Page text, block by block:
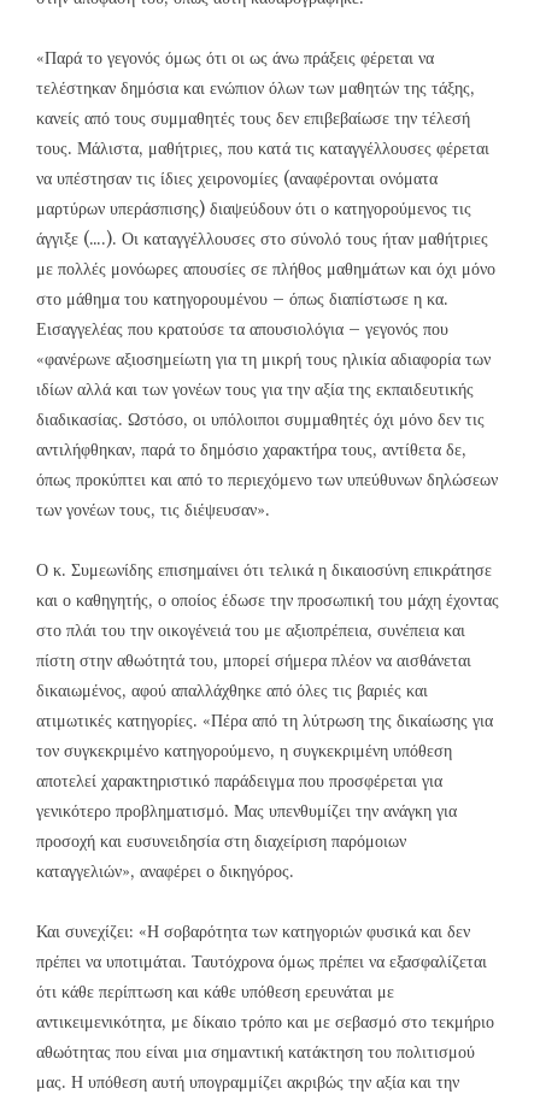
«Παρά το γεγονός όμως ότι οι ως άνω πράξεις φέρεται να
τελέστηκαν δημόσια και ενώπιον όλων των μαθητών της τάξης,
κανείς από τους συμμαθητές τους δεν επιβεβαίωσε την τέλεσή
τους. Μάλιστα, μαθήτριες, που κατά τις καταγγέλλουσες φέρεται
να υπέστησαν τις ίδιες χειρονομίες (αναφέρονται ονόματα
μαρτύρων υπεράσπισης) διαψεύδουν ότι ο κατηγορούμενος τις
άγγιξε (….). Οι καταγγέλλουσες στο σύνολό τους ήταν μαθήτριες
με πολλές μονόωρες απουσίες σε πλήθος μαθημάτων και όχι μόνο
στο μάθημα του κατηγορουμένου – όπως διαπίστωσε η κα.
Εισαγγελέας που κρατούσε τα απουσιολόγια – γεγονός που
«φανέρωνε αξιοσημείωτη για τη μικρή τους ηλικία αδιαφορία των
ιδίων αλλά και των γονέων τους για την αξία της εκπαιδευτικής
διαδικασίας. Ωστόσο, οι υπόλοιποι συμμαθητές όχι μόνο δεν τις
αντιλήφθηκαν, παρά το δημόσιο χαρακτήρα τους, αντίθετα δε,
όπως προκύπτει και από το περιεχόμενο των υπεύθυνων δηλώσεων
των γονέων τους, τις διέψευσαν».
Ο κ. Συμεωνίδης επισημαίνει ότι τελικά η δικαιοσύνη επικράτησε
και ο καθηγητής, ο οποίος έδωσε την προσωπική του μάχη έχοντας
στο πλάι του την οικογένειά του με αξιοπρέπεια, συνέπεια και
πίστη στην αθωότητά του, μπορεί σήμερα πλέον να αισθάνεται
δικαιωμένος, αφού απαλλάχθηκε από όλες τις βαριές και
ατιμωτικές κατηγορίες. «Πέρα από τη λύτρωση της δικαίωσης για
τον συγκεκριμένο κατηγορούμενο, η συγκεκριμένη υπόθεση
αποτελεί χαρακτηριστικό παράδειγμα που προσφέρεται για
γενικότερο προβληματισμό. Μας υπενθυμίζει την ανάγκη για
προσοχή και ευσυνειδησία στη διαχείριση παρόμοιων
καταγγελιών», αναφέρει ο δικηγόρος.
Και συνεχίζει: «Η σοβαρότητα των κατηγοριών φυσικά και δεν
πρέπει να υποτιμάται. Ταυτόχρονα όμως πρέπει να εξασφαλίζεται
ότι κάθε περίπτωση και κάθε υπόθεση ερευνάται με
αντικειμενικότητα, με δίκαιο τρόπο και με σεβασμό στο τεκμήριο
αθωότητας που είναι μια σημαντική κατάκτηση του πολιτισμού
μας. Η υπόθεση αυτή υπογραμμίζει ακριβώς την αξία και την